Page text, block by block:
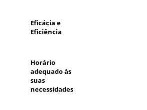
Eficácia e
Eficiência
Horário
adequado às
suas
necessidades